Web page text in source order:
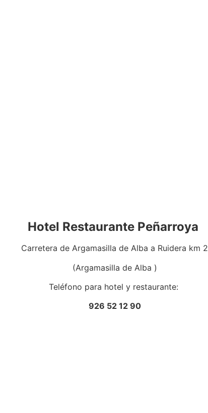
Hotel Restaurante Peñarroya
Carretera de Argamasilla de Alba a Ruidera km 2
(Argamasilla de Alba )
Teléfono para hotel y restaurante:
926 52 12 90